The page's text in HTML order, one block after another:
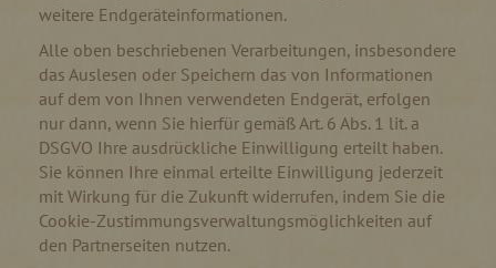
weitere Endgeräteinformationen.
Alle oben beschriebenen Verarbeitungen, insbesondere
das Auslesen oder Speichern das von Informationen
auf dem von Ihnen verwendeten Endgerät, erfolgen
nur dann, wenn Sie hierfür gemäß Art. 6 Abs. 1 lit. a
DSGVO Ihre ausdrückliche Einwilligung erteilt haben.
Sie können Ihre einmal erteilte Einwilligung jederzeit
mit Wirkung für die Zukunft widerrufen, indem Sie die
Cookie-Zustimmungsverwaltungsmöglichkeiten auf
den Partnerseiten nutzen.